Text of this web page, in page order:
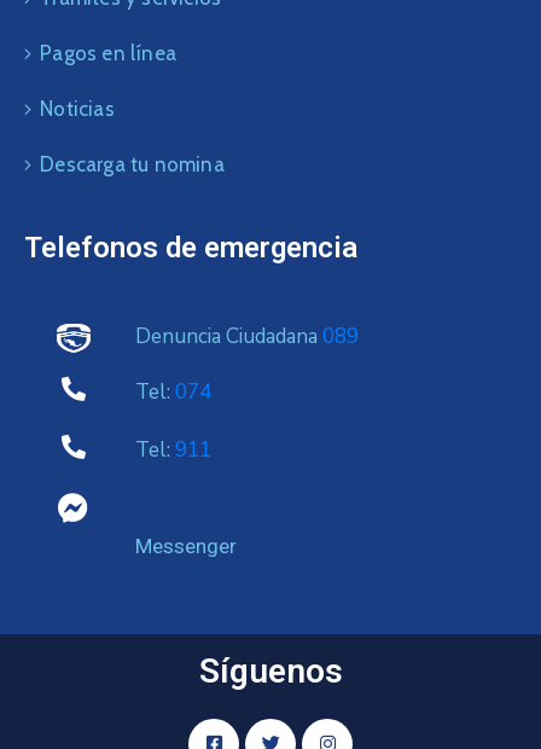
Pagos en línea
Noticias
Descarga tu nomina
Telefonos de emergencia
Denuncia Ciudadana 089
Tel: 074
Tel: 911
Messenger
Síguenos